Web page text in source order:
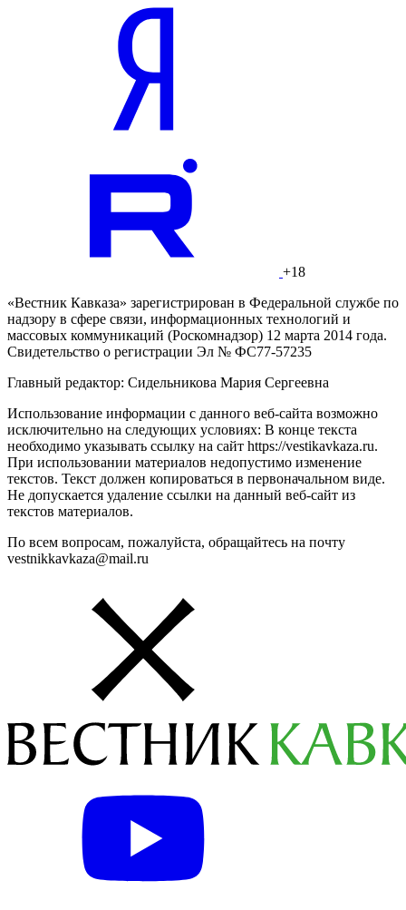
Telegram
Вконтакте
5605 просмотров
Вам может быть интересно
Махачкалинское "Динамо" проиграло
20:30, 4 авг 2026
Новости России
Новости спорта
ФК Краснодар
Краснодар
спорт в России
спорт на Кавказе
Кубок России по футболу
ФК Ахмат
Подписывайтесь на наш YouTube-канал